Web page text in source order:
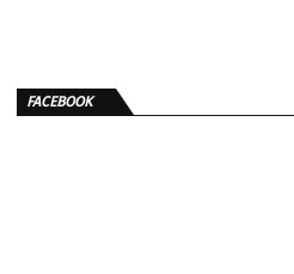
FACEBOOK